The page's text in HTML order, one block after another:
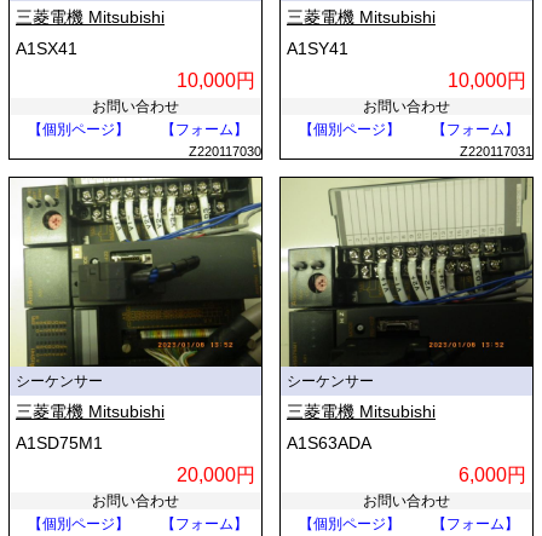
三菱電機 Mitsubishi
A1SX41
10,000円
お問い合わせ
【個別ページ】
【フォーム】
Z220117030
三菱電機 Mitsubishi
A1SY41
10,000円
お問い合わせ
【個別ページ】
【フォーム】
Z220117031
シーケンサー
三菱電機 Mitsubishi
A1SD75M1
20,000円
お問い合わせ
【個別ページ】
【フォーム】
シーケンサー
三菱電機 Mitsubishi
A1S63ADA
6,000円
お問い合わせ
【個別ページ】
【フォーム】